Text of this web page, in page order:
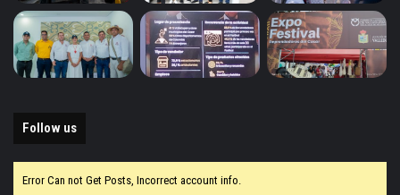
Follow us
Error Can not Get Posts, Incorrect account info.